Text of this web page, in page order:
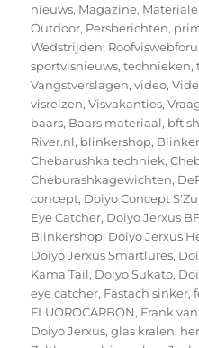
nieuws, Magazine,
Outdoor, Persberichten,
Wedstrijden,
sportvisnieuws,technieken,
Vangstverslagen,video,
visreizen,Visvakanties,
baars, Baars materiaal, bft
River.nl, blinkershop,
Chebarushka techniek,
Cheburashkagewichten,
concept, Doiyo Concept
Eye Catcher, Doiyo Jerxus
Blinkershop, Doiyo Jerxus
Doiyo Jerxus Smartlures,
Kama Tail, Doiyo Sukato,
eye catcher, Fastach sinker,
FLUOROCARBON, Frank
Doiyo Jerxus,glas kralen,